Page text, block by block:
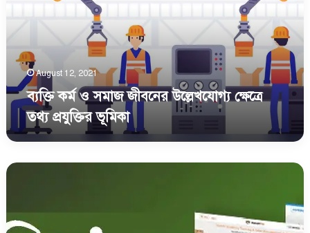
ক্ষেত্রে
প্রযুক্তির
ভূমিকা
August 12, 2021
ব্যক্তি কর্ম ও সমাজ জীবনের উল্লেখযোগ্য ক্ষেত্রে
তথ্য প্রযুক্তির ভূমিকা
বণিক
ব্যবসায়
ব্যবস্থাপনা